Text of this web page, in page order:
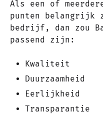
Als een of
punten belangrijk
bedrijf, dan zou
passend zijn:
Kwaliteit
Duurzaamheid
Eerlijkheid
Transparantie